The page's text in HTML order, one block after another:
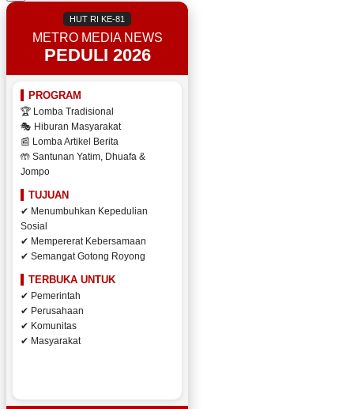
HUT RI KE-81
METRO MEDIA NEWS
PEDULI 2026
PROGRAM
🏆 Lomba Tradisional
🎭 Hiburan Masyarakat
📰 Lomba Artikel Berita
🤲 Santunan Yatim, Dhuafa &
Jompo
TUJUAN
✔ Menumbuhkan Kepedulian
Sosial
✔ Mempererat Kebersamaan
✔ Semangat Gotong Royong
TERBUKA UNTUK
✔ Pemerintah
✔ Perusahaan
✔ Komunitas
✔ Masyarakat